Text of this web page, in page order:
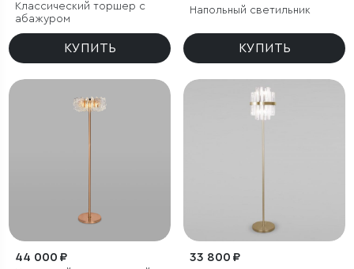
Классический торшер с
абажуром
КУПИТЬ
Напольный светильник
КУПИТЬ
44 000 ₽ 33 800 ₽